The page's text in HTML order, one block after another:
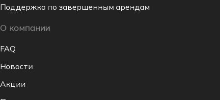
Поддержка по завершенным арендам
О компании
FAQ
Новости
Акции